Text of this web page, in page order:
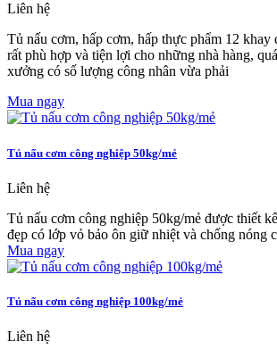
Liên hệ
Tủ nấu cơm, hấp cơm, hấp thực phẩm 12 khay
rất phù hợp và tiện lợi cho những nhà hàng,
xưởng có số lượng công nhân vừa phải
Mua ngay
Tủ nấu cơm công nghiệp 50kg/mẻ
Liên hệ
Tủ nấu cơm công nghiệp 50kg/mẻ được thiết
đẹp có lớp vỏ bảo ôn giữ nhiệt và chống nóng
Mua ngay
Tủ nấu cơm công nghiệp 100kg/mẻ
Liên hệ